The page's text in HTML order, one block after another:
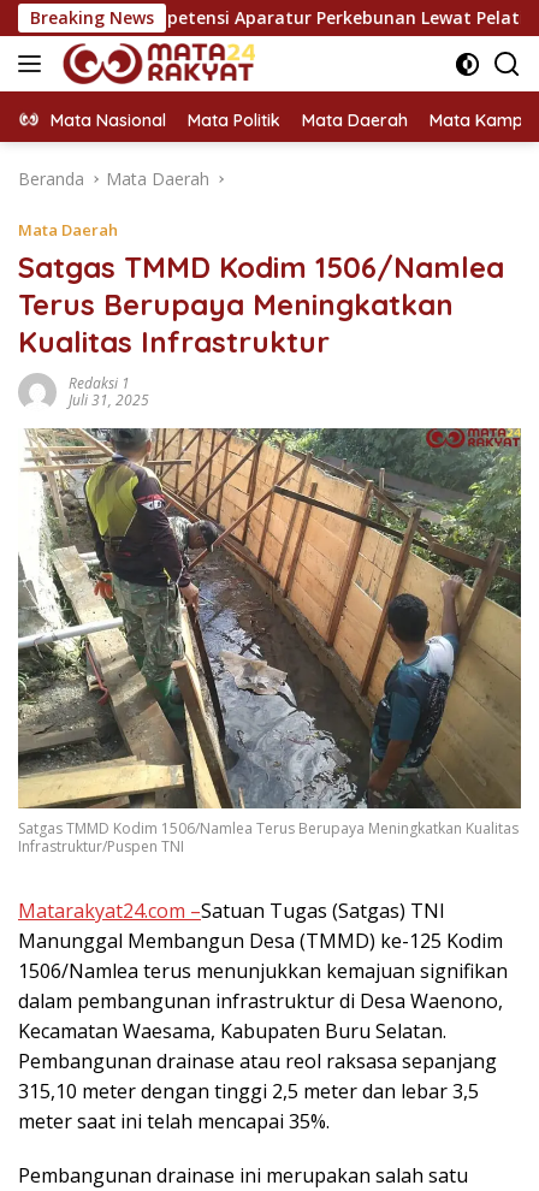
Langsung
ke
konten
Breaking NewsAparatur Perkebunan Lewat Pelatihan Avenza
Mata Nasional Mata Politik Mata Daerah Mata
Beranda Mata Daerah
Mata Daerah
Satgas TMMD Kodim 1506/Namlea
Terus Berupaya Meningkatkan
Kualitas Infrastruktur
Redaksi 1
Juli 31, 2025
Satgas TMMD Kodim 1506/Namlea Terus Berupaya Meningkatkan Kualitas
Infrastruktur/Puspen TNI
Matarakyat24.com –Satuan Tugas (Satgas) TNI
Manunggal Membangun Desa (TMMD) ke-125 Kodim
1506/Namlea terus menunjukkan kemajuan signifikan
dalam pembangunan infrastruktur di Desa Waenono,
Kecamatan Waesama, Kabupaten Buru Selatan.
Pembangunan drainase atau reol raksasa sepanjang
315,10 meter dengan tinggi 2,5 meter dan lebar 3,5
meter saat ini telah mencapai 35%.
Pembangunan drainase ini merupakan salah satu